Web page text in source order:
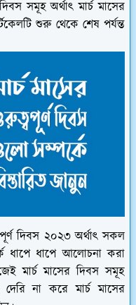
সমূহ অর্থাৎ মার্চ মাসের
শুরু থেকে শেষ পর্যন্ত
দিবস ২০২৩ অর্থাৎ সকল
ধাপে ধাপে আলোচনা করা
মার্চ মাসের দিবস সমূহ
না করে মার্চ মাসের